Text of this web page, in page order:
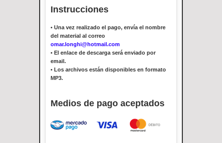
Instrucciones
• Una vez realizado el pago, envía el nombre
del material al correo
omar.longhi@hotmail.com
• El enlace de descarga será enviado por
email.
• Los archivos están disponibles en formato
MP3.
Medios de pago aceptados